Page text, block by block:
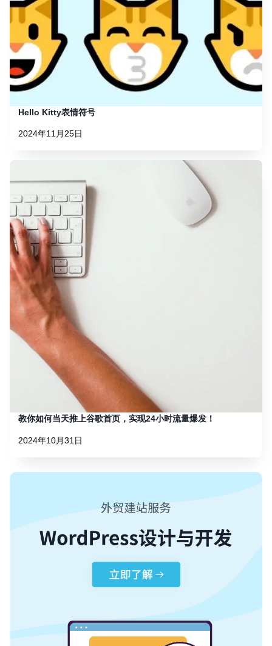
Hello Kitty表情符号
2024年11月25日
教你如何当天推上谷歌首页，实现24小时流量爆发！
2024年10月31日